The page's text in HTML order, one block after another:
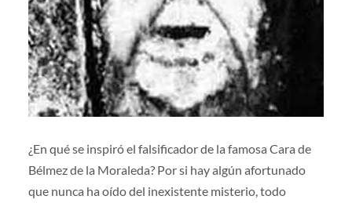
¿En qué se inspiró el falsificador de la famosa Cara de
Bélmez de la Moraleda? Por si hay algún afortunado
que nunca ha oído del inexistente misterio, todo